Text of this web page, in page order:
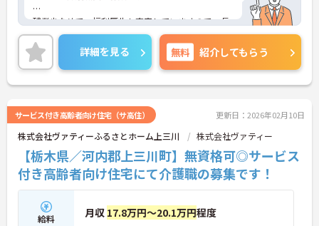
残業少なめで、福利厚生も充実していますので、長
く続けられる環境です。
また、マイカー通勤OKなので、日々の通勤も楽々で
す。
細をお話致しますのでお気軽にご相談ください。
詳細を見る 無料 紹介してもらう
サービス付き高齢者向け住宅（サ高住） 更新日：2026年02月10日
株式会社ヴァティーふるさとホーム上三川 株式会社ヴァティー
【栃木県／河内郡上三川町】無資格可◎サービス
付き高齢者向け住宅にて介護職の募集です！
給料 月収 17.8万円～20.1万円程度